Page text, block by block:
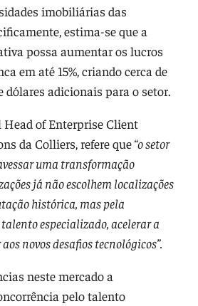
imobiliárias das
estima-se que a
possa aumentar os lucros
em até 15%, criando cerca de
adicionais para o setor.
of Enterprise Client
da Colliers, refere que“o setor
uma transformação
já não escolhem localizações
histórica, mas pela
especializado, acelerar a
novos desafios tecnológicos”.
neste mercado a
pelo talento